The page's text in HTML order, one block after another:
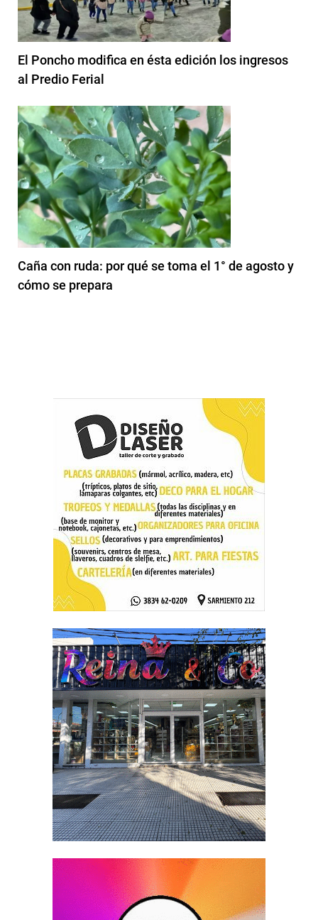
El Poncho modifica en ésta edición los ingresos
al Predio Ferial
Caña con ruda: por qué se toma el 1° de agosto y
cómo se prepara